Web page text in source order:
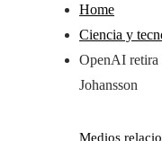
Home
Ciencia y
OpenAI retira
Johansson
Medios